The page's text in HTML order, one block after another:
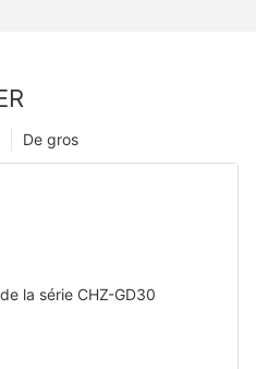
De gros